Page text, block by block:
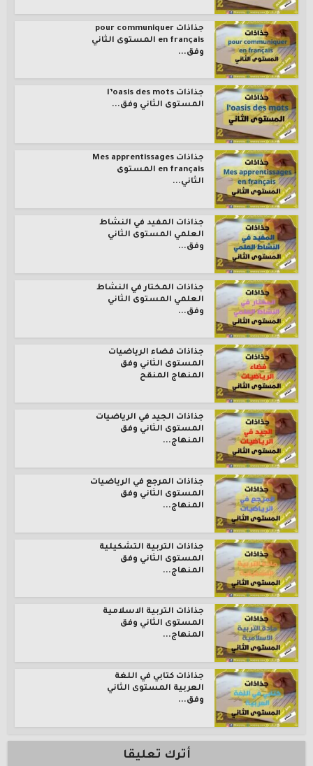
جذاذات pour communiquer
en français المستوى الثاني
وفق...
جذاذات l’oasis des mots
المستوى الثاني وفق...
جذاذات Mes apprentissages
en français المستوى
الثاني...
جذاذات المفيد في النشاط
العلمي المستوى الثاني
وفق...
جذاذات المختار في النشاط
العلمي المستوى الثاني
وفق...
جذاذات فضاء الرياضيات
المستوى الثاني وفق
المنهاج المنقح
جذاذات الجيد في الرياضيات
المستوى الثاني وفق
المنهاج...
جذاذات المرجع في الرياضيات
المستوى الثاني وفق
المنهاج...
جذاذات التربية التشكيلية
المستوى الثاني وفق
المنهاج...
جذاذات التربية الاسلامية
المستوى الثاني وفق
المنهاج...
جذاذات كتابي في اللغة
العربية المستوى الثاني
وفق...
أترك تعليقا